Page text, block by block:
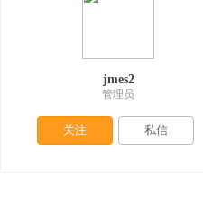
jmes2
管理员
关注 私信